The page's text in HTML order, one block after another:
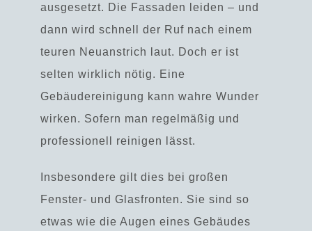
ausgesetzt. Die Fassaden leiden – und
dann wird schnell der Ruf nach einem
teuren Neuanstrich laut. Doch er ist
selten wirklich nötig. Eine
Gebäudereinigung kann wahre Wunder
wirken. Sofern man regelmäßig und
professionell reinigen lässt.
Insbesondere gilt dies bei großen
Fenster- und Glasfronten. Sie sind so
etwas wie die Augen eines Gebäudes